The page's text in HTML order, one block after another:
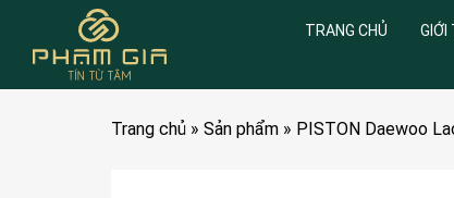
TRANG CHỦ GIỚI
Trang chủ » Sản phẩm » PISTON Daewoo